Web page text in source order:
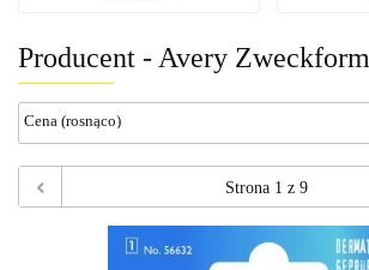
Producent - Avery Zweckform